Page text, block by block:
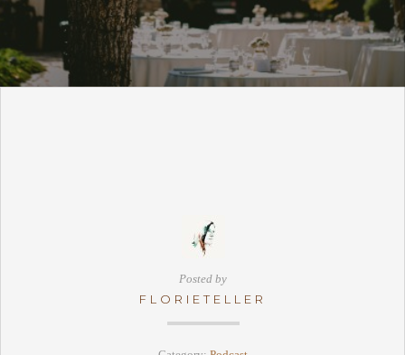
Posted by
FLORIETELLER